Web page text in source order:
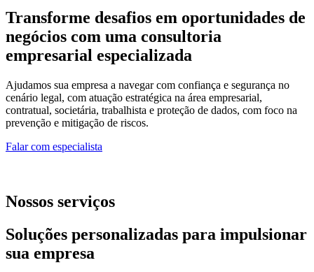
Transforme desafios em oportunidades de
negócios com uma consultoria
empresarial especializada
Ajudamos sua empresa a navegar com confiança e segurança no
cenário legal, com atuação estratégica na área empresarial,
contratual, societária, trabalhista e proteção de dados, com foco na
prevenção e mitigação de riscos.
Falar com especialista
Nossos serviços
Soluções personalizadas para impulsionar
sua empresa